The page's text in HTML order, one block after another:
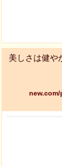
美しさは健や